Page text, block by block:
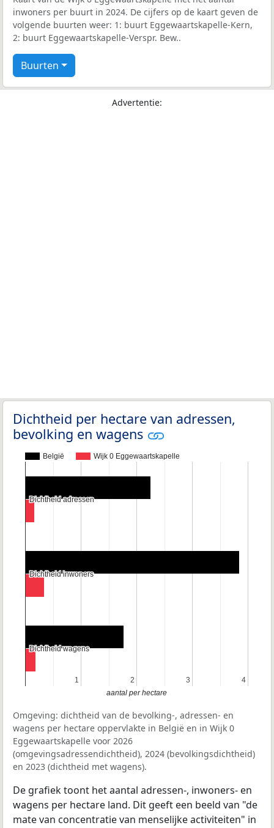
inwoners per buurt in 2024. De cijfers op de kaart geven de
volgende buurten weer: 1: buurt Eggewaartskapelle-Kern,
2: buurt Eggewaartskapelle-Verspr. Bew..
Buurten
Advertentie:
Dichtheid per hectare van adressen,
bevolking en wagens
België Wijk 0 Eggewaartskapelle
1
1 2
2 3
3 4
4
Dichtheid adressen
Dichtheid adressen
Dichtheid inwoners
Dichtheid inwoners
Dichtheid wagens
Dichtheid wagens
aantal per hectare
Omgeving: dichtheid van de bevolking-, adressen- en
wagens per hectare oppervlakte in België en in Wijk 0
Eggewaartskapelle voor 2026
(omgevingsadressendichtheid), 2024 (bevolkingsdichtheid)
en 2023 (dichtheid met wagens).
De grafiek toont het aantal adressen-, inwoners- en
wagens per hectare land. Dit geeft een beeld van "de
mate van concentratie van menselijke activiteiten" in